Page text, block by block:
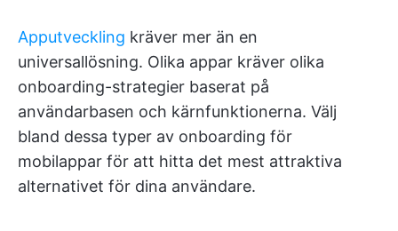
Apputveckling kräver mer än en
universallösning. Olika appar kräver olika
onboarding-strategier baserat på
användarbasen och kärnfunktionerna. Välj
bland dessa typer av onboarding för
mobilappar för att hitta det mest attraktiva
alternativet för dina användare.